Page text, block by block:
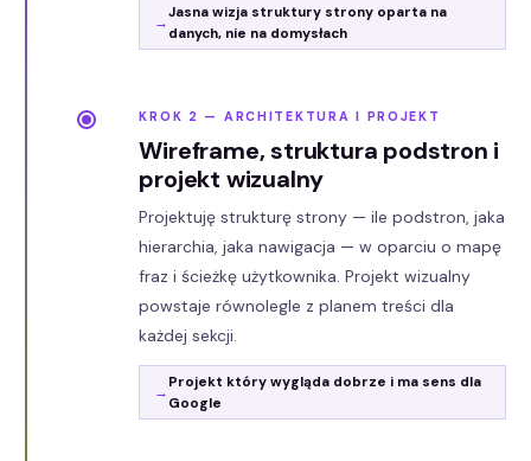
Jasna wizja struktury strony oparta na
danych, nie na domysłach
KROK 2 — ARCHITEKTURA I PROJEKT
Wireframe, struktura podstron i
projekt wizualny
Projektuję strukturę strony — ile podstron, jaka
hierarchia, jaka nawigacja — w oparciu o mapę
fraz i ścieżkę użytkownika. Projekt wizualny
powstaje równolegle z planem treści dla
każdej sekcji.
Projekt który wygląda dobrze i ma sens dla
Google